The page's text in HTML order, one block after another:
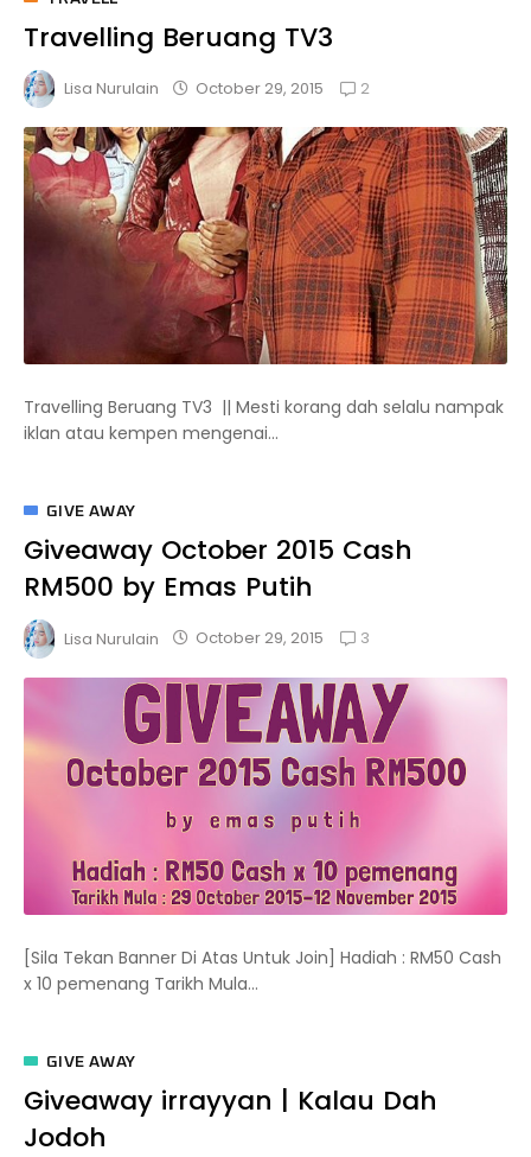
Travelling Beruang TV3
Lisa Nurulain October 29, 2015 2
Travelling Beruang TV3 || Mesti korang dah selalu nampak
iklan atau kempen mengenai...
GIVE AWAY
Giveaway October 2015 Cash
RM500 by Emas Putih
Lisa Nurulain October 29, 2015 3
[Sila Tekan Banner Di Atas Untuk Join] Hadiah : RM50 Cash
x 10 pemenang Tarikh Mula...
GIVE AWAY
Giveaway irrayyan | Kalau Dah
Jodoh